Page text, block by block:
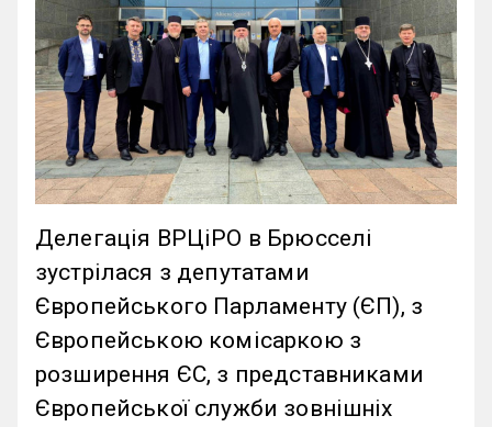
Делегація ВРЦіРО в Брюсселі
зустрілася з депутатами
Європейського Парламенту (ЄП), з
Європейською комісаркою з
розширення ЄС, з представниками
Європейської служби зовнішніх